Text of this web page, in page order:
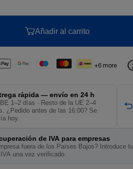
Añadir al carrito
+6 more
rápida — envío en 24 h
1–2 días · Resto de la UE 2–4
¿Pedido antes de las 16:00? Se
hoy.
de IVA para empresas
fuera de los Países Bajos? Introduce
una vez verificado.